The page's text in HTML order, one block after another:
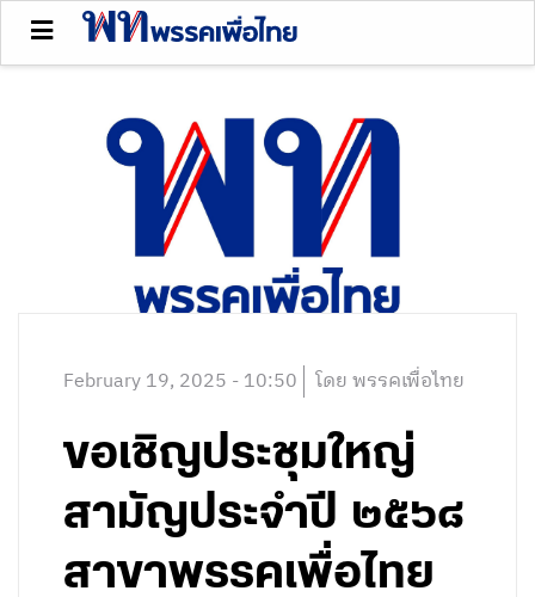
February 19, 2025 - 10:50 โดย พรรคเพื่อไทย
ขอเชิญประชุมใหญ่
สามัญประจำปี ๒๕๖๘
สาขาพรรคเพื่อไทย